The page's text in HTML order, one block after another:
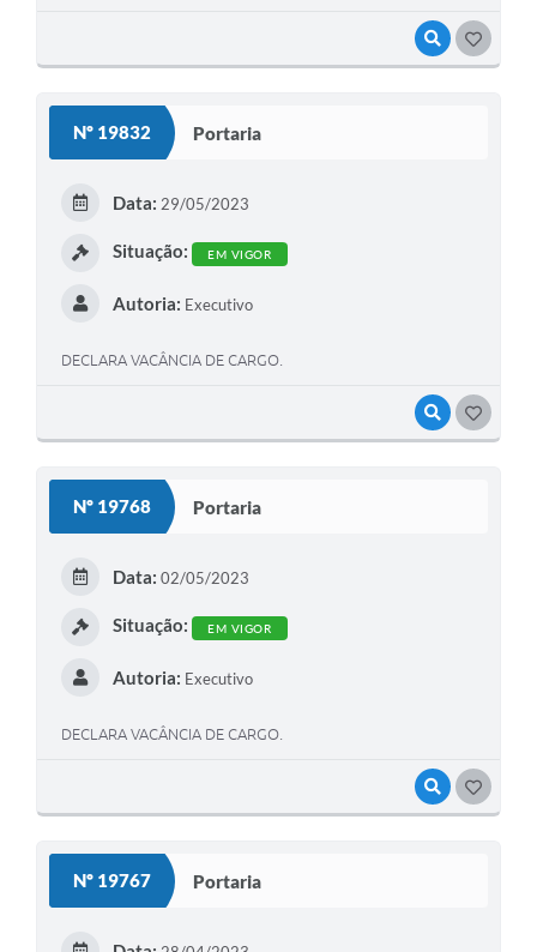
VISUALIZAR
Nº 19832 Portaria
VISUALIZAR
Data: 29/05/2023
Situação: EM VIGOR
Autoria: Executivo
DECLARA VACÂNCIA DE CARGO.
Nº 19768 Portaria
VISUALIZAR
Data: 02/05/2023
Situação: EM VIGOR
Autoria: Executivo
DECLARA VACÂNCIA DE CARGO.
Nº 19767 Portaria